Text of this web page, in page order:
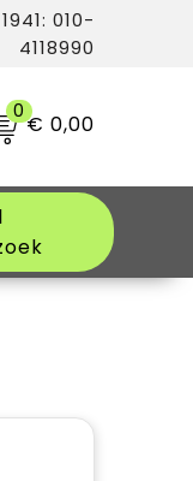
010-
4118990
0€ 0,00